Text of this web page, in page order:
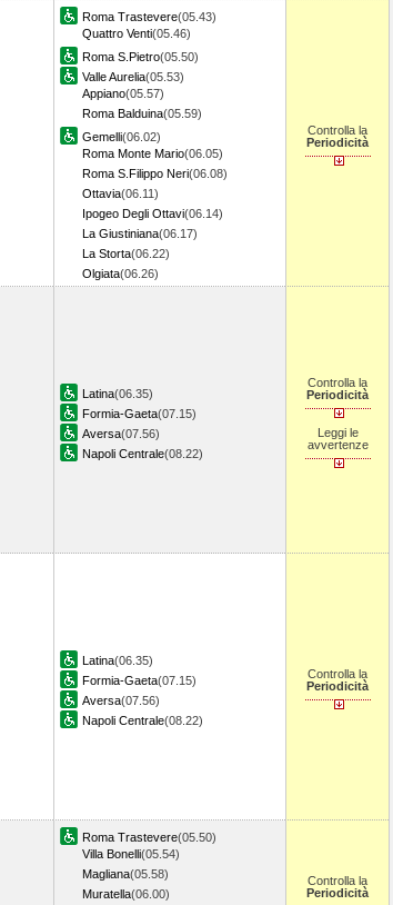
Roma Trastevere(05.43)
Quattro Venti(05.46)
Roma S.Pietro(05.50)
Valle Aurelia(05.53)
Appiano(05.57)
Roma Balduina(05.59)
Gemelli(06.02)
Roma Monte Mario(06.05)
Roma S.Filippo Neri(06.08)
Ottavia(06.11)
Ipogeo Degli Ottavi(06.14)
La Giustiniana(06.17)
La Storta(06.22)
Olgiata(06.26)
Controlla la
Periodicità
Latina(06.35)
Formia-Gaeta(07.15)
Aversa(07.56)
Napoli Centrale(08.22)
Controlla la
Periodicità
Leggi le
avvertenze
Latina(06.35)
Formia-Gaeta(07.15)
Aversa(07.56)
Napoli Centrale(08.22)
Controlla la
Periodicità
Roma Trastevere(05.50)
Villa Bonelli(05.54)
Magliana(05.58)
Muratella(06.00)
Controlla la
Periodicità